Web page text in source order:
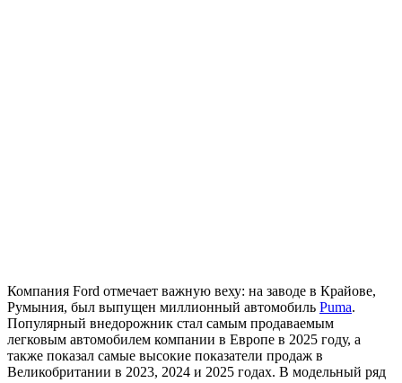
Компания Ford отмечает важную веху: на заводе в Крайове,
Румыния, был выпущен миллионный автомобиль Puma.
Популярный внедорожник стал самым продаваемым
легковым автомобилем компании в Европе в 2025 году, а
также показал самые высокие показатели продаж в
Великобритании в 2023, 2024 и 2025 годах. В модельный ряд